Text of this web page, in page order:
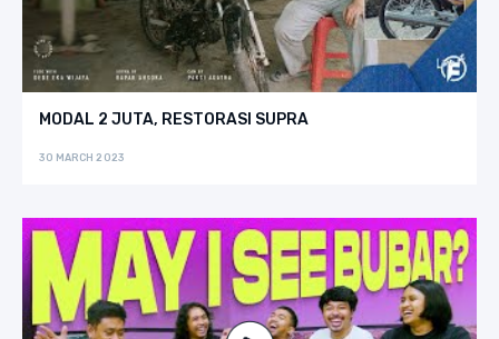
MODAL 2 JUTA, RESTORASI SUPRA
30 MARCH 2023